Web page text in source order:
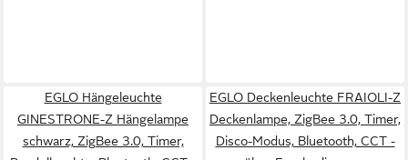
EGLO Hängeleuchte
GINESTRONE-Z Hängelampe
schwarz, ZigBee 3.0, Timer,
EGLO Deckenleuchte FRAIOLI-Z
Deckenlampe, ZigBee 3.0, Timer,
Disco-Modus, Bluetooth, CCT -